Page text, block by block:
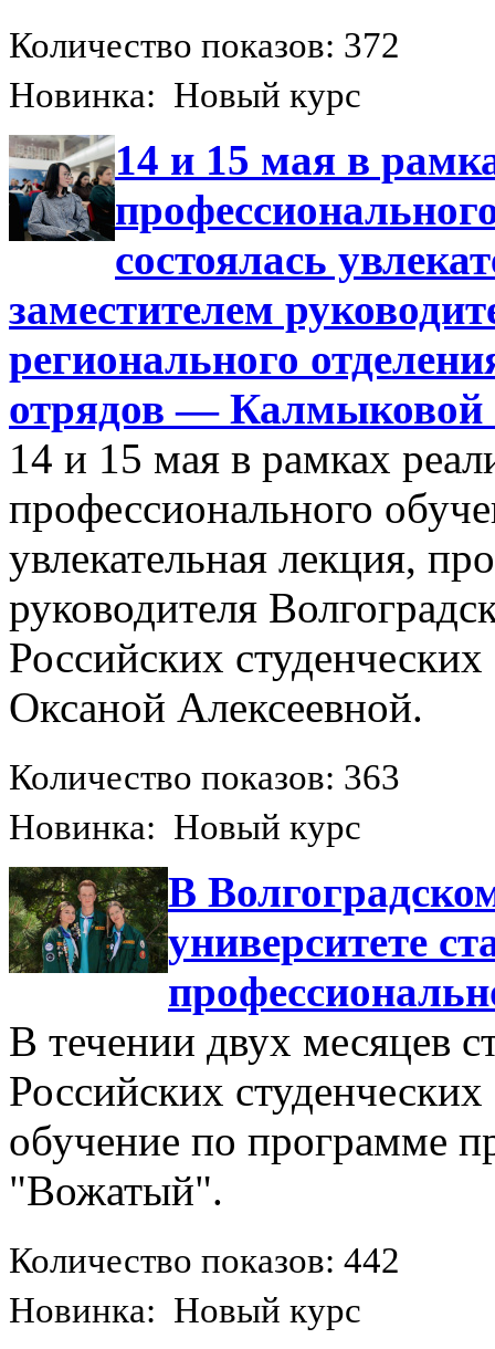
Количество показов: 372
Новинка: Новый курс
14 и 15 мая в
состоялась
заместителем
регионального
отрядов — Калмыковой
14 и 15 мая в рамках
профессионального
увлекательная лекция,
руководителя
Российских
Оксаной Алексеевной.
Количество показов: 363
Новинка: Новый курс
В
университете
В течении двух месяцев
Российских
обучение по программе
"Вожатый".
Количество показов: 442
Новинка: Новый курс